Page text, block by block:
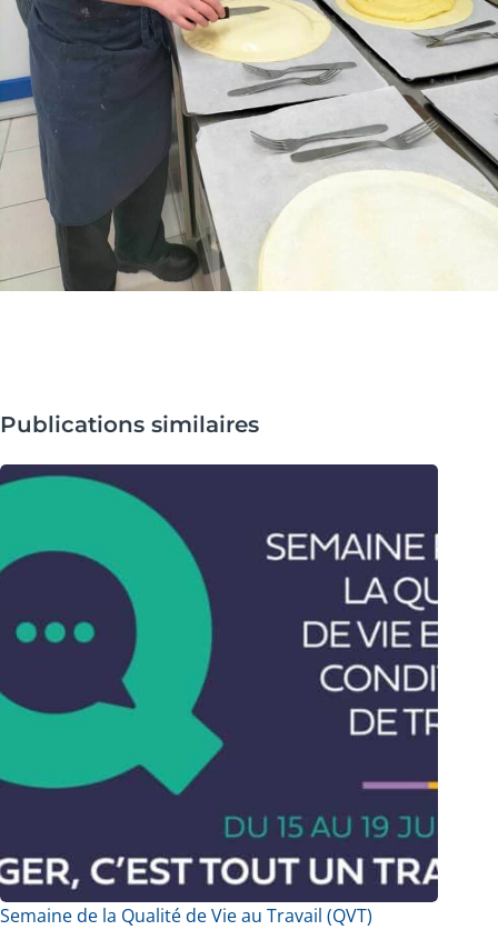
Publications similaires
Semaine de la Qualité de Vie au Travail (QVT)